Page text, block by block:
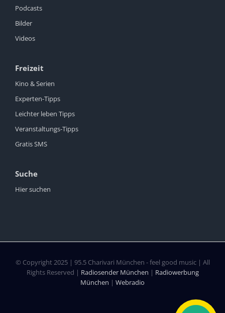
Podcasts
Bilder
Videos
Freizeit
Kino & Serien
Experten-Tipps
Leichter leben Tipps
Veranstaltungs-Tipps
Gratis SMS
Suche
Hier suchen
© Copyright 2025 | 95.5 Charivari München - feel good music | All
Rights Reserved | Radiosender München | Radiowerbung
München | Webradio